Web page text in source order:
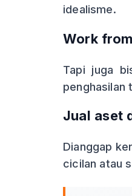
idealisme.
Work
Tapi juga
penghasilan
Jual aset
Dianggap
cicilan atau